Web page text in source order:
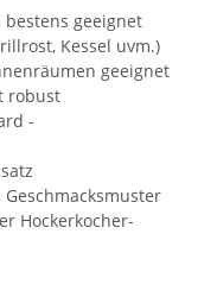
geeignet
Kessel uvm.)
geeignet
robust
-
Hockerkocher-